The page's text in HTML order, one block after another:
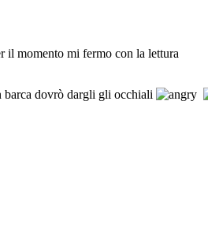
il momento mi fermo con la lettura
barca dovrò dargli gli occhiali